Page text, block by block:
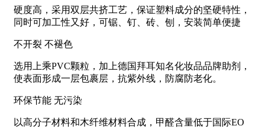
硬度高，采用双层共挤工艺，保证塑料成分的坚硬特性，
同时可加工性又好，可锯、钉、砖、刨，安装简单便捷
不开裂 不褪色
选用上乘PVC颗粒，加上德国拜耳知名化妆品品牌助剂，
使表面形成一层包裹层，抗紫外线，防腐防老化。
环保节能 无污染
以高分子材料和木纤维材料合成，甲醛含量低于国际EO